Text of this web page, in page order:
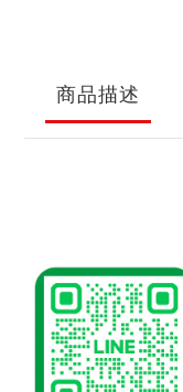
商品描述